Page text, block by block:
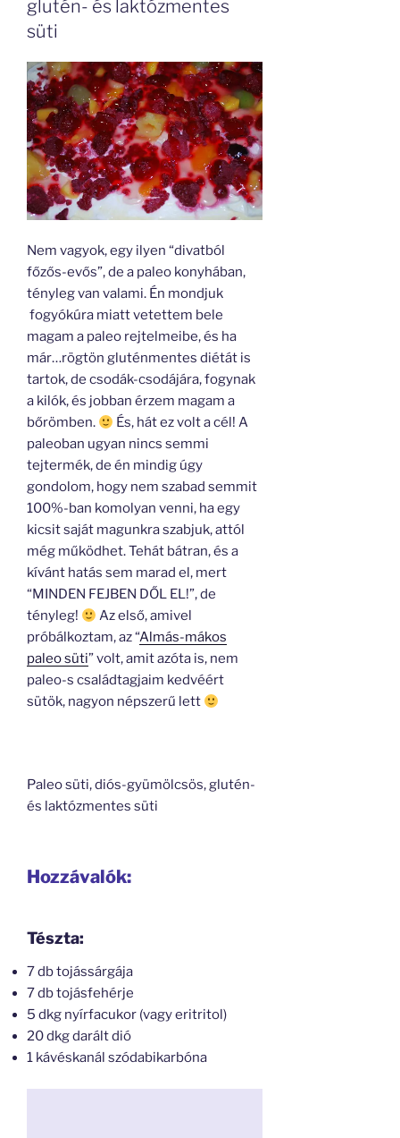
glutén- és laktózmentes
süti
Nem vagyok, egy ilyen “divatból
főzős-evős”, de a paleo konyhában,
tényleg van valami. Én mondjuk
fogyókúra miatt vetettem bele
magam a paleo rejtelmeibe, és ha
már…rögtön gluténmentes diétát is
tartok, de csodák-csodájára, fogynak
a kilók, és jobban érzem magam a
bőrömben.
És, hát ez volt a cél! A
paleoban ugyan nincs semmi
tejtermék, de én mindig úgy
gondolom, hogy nem szabad semmit
100%-ban komolyan venni, ha egy
kicsit saját magunkra szabjuk, attól
még működhet. Tehát bátran, és a
kívánt hatás sem marad el, mert
“MINDEN FEJBEN DŐL EL!”, de
tényleg!
Az első, amivel
próbálkoztam, az “Almás-mákos
paleo süti” volt, amit azóta is, nem
paleo-s családtagjaim kedvéért
sütök, nagyon népszerű lett
Paleo süti, diós-gyümölcsös, glutén-
és laktózmentes süti
Hozzávalók:
Tészta:
7 db tojássárgája
7 db tojásfehérje
5 dkg nyírfacukor (vagy eritritol)
20 dkg darált dió
1 kávéskanál szódabikarbóna